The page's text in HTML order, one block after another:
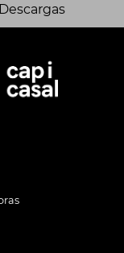
Descargas